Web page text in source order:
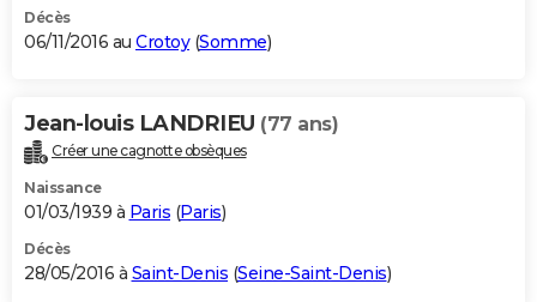
Décès
06/11/2016 au Crotoy(Somme)
Jean-louis LANDRIEU (77 ans)
Créer une cagnotte obsèques
Naissance
01/03/1939 à Paris (Paris)
Décès
28/05/2016 à Saint-Denis (Seine-Saint-Denis)